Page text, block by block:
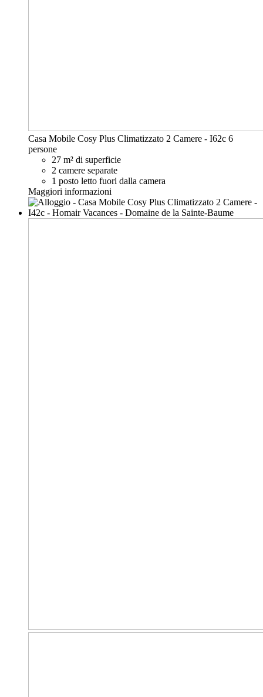
Casa Mobile Cosy Plus Climatizzato 2 Camere - I62c 6
persone
27 m² di superficie
2 camere separate
1 posto letto fuori dalla camera
Maggiori informazioni